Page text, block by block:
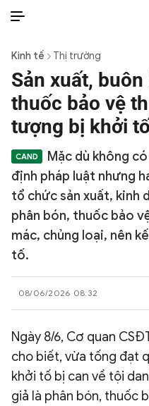
THỜI SỰ
CHỐNG DIỄN BIẾN HÒA BÌNH
CÔNG AN TRONG LÒNG DÂN
XÃ HỘI
PHÁP LUẬT
CÔNG NGHỆ
QUỐC TẾ
VĂN HÓA - THỂ THAO
Kinh tế Thị trường
Sản xuất,
thuốc bảo vệ
tượng bị khởi
Mặc dù không
định pháp luật nhưng
tổ chức sản xuất, kinh
phân bón, thuốc bảo
mác, chủng loại, nên
tố.
08/06/2026 08:32
Ngày 8/6, Cơ quan
cho biết, vừa tống đạt
khởi tố bị can về tội
giả là phân bón, thuốc